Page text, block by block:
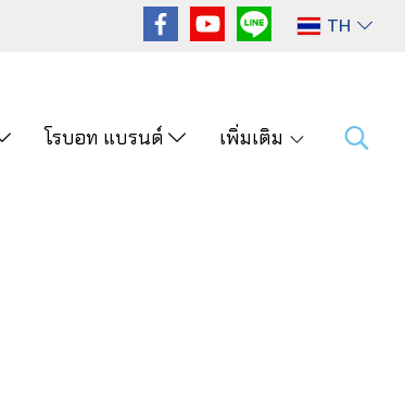
TH
โรบอท แบรนด์ เพิ่มเติม